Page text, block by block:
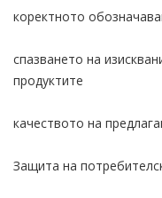
коректното
спазването на
продуктите
качеството на
Защита на